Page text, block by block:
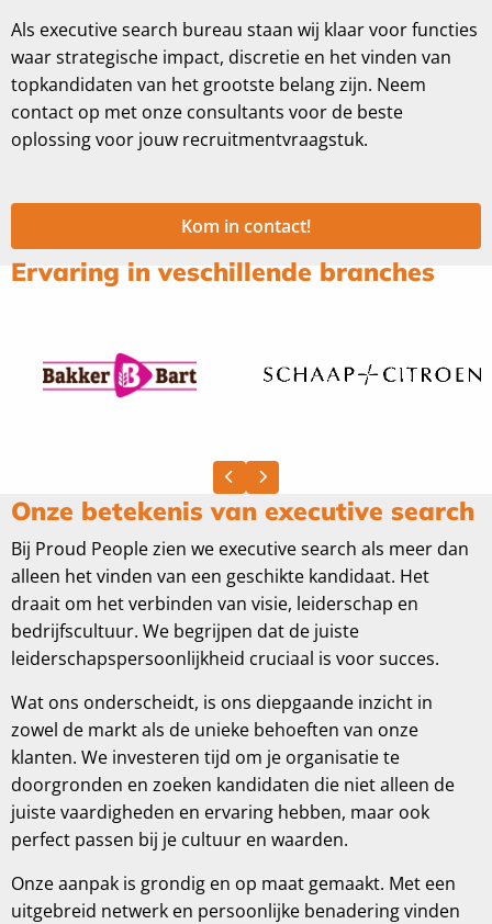
Als executive search bureau staan wij klaar voor functies
waar strategische impact, discretie en het vinden van
topkandidaten van het grootste belang zijn. Neem
contact op met onze consultants voor de beste
oplossing voor jouw recruitmentvraagstuk.
Kom in contact!
Ervaring in veschillende branches
Previous slide Next slide
Onze betekenis van executive search
Bij Proud People zien we executive search als meer dan
alleen het vinden van een geschikte kandidaat. Het
draait om het verbinden van visie, leiderschap en
bedrijfscultuur. We begrijpen dat de juiste
leiderschapspersoonlijkheid cruciaal is voor succes.
Wat ons onderscheidt, is ons diepgaande inzicht in
zowel de markt als de unieke behoeften van onze
klanten. We investeren tijd om je organisatie te
doorgronden en zoeken kandidaten die niet alleen de
juiste vaardigheden en ervaring hebben, maar ook
perfect passen bij je cultuur en waarden.
Onze aanpak is grondig en op maat gemaakt. Met een
uitgebreid netwerk en persoonlijke benadering vinden